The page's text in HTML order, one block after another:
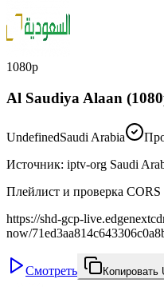
1080p
Al Saudiya Alaan
UndefinedSaudi Arabia
Источник: iptv-org Saudi
Плейлист и проверка
https://shd-gcp-
now/
Смотреть Копировать